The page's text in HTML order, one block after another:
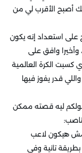
أصبح الأقرب لي من
أصبح على استعداد إنه يكون
وأخيرا وافق على
كسبت الكرة العالمية
قدر يفوز فيها
ليه قصته ممكن
مش هيكون لاعب
تانية وفي